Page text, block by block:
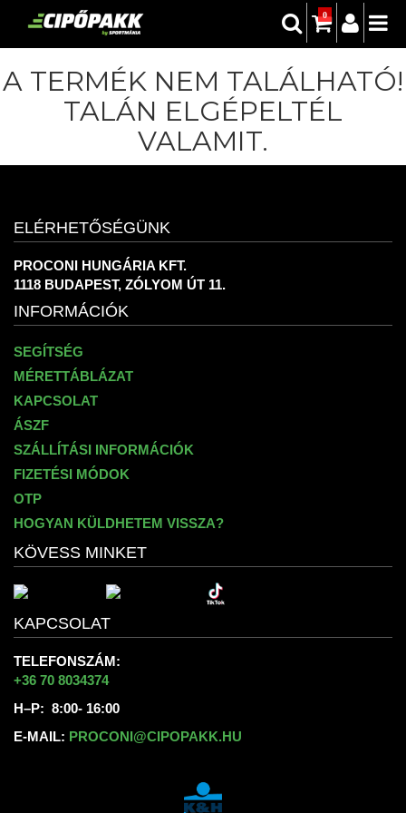
0
A TERMÉK NEM TALÁLHATÓ!
TALÁN ELGÉPELTÉL
VALAMIT.
ELÉRHETŐSÉGÜNK
PROCONI HUNGÁRIA KFT.
1118 BUDAPEST, ZÓLYOM ÚT 11.
INFORMÁCIÓK
SEGÍTSÉG
MÉRETTÁBLÁZAT
KAPCSOLAT
ÁSZF
SZÁLLÍTÁSI INFORMÁCIÓK
FIZETÉSI MÓDOK
OTP
HOGYAN KÜLDHETEM VISSZA?
KÖVESS MINKET
KAPCSOLAT
TELEFONSZÁM:
+36 70 8034374
H–P: 8:00- 16:00
E-MAIL: PROCONI@CIPOPAKK.HU